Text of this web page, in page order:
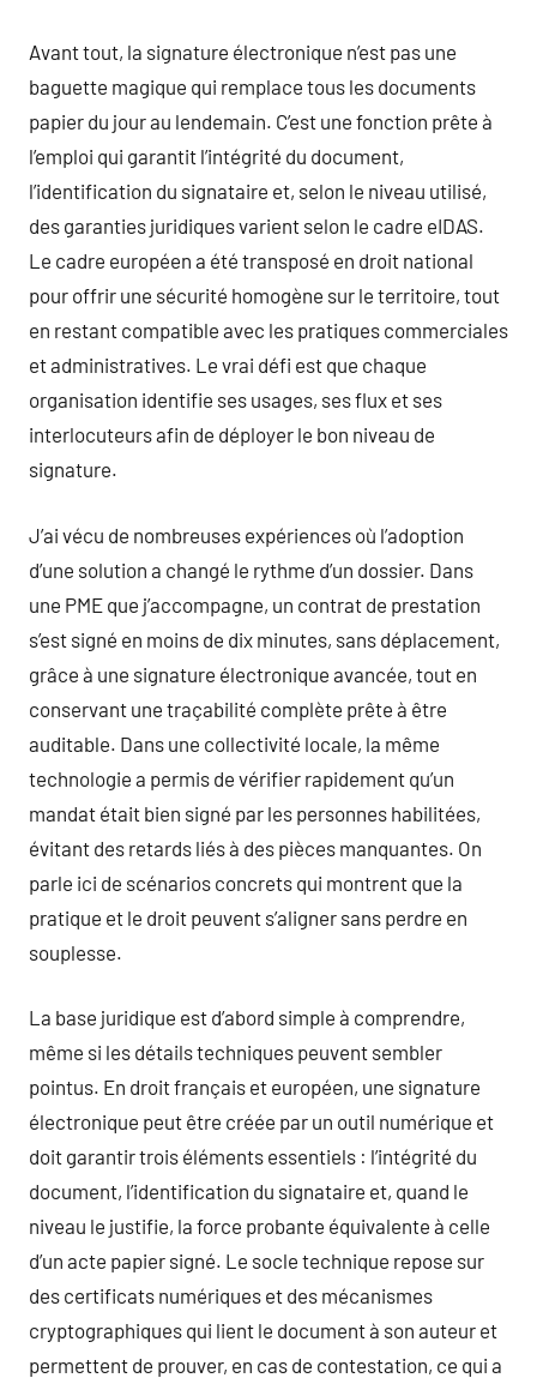
Avant tout, la signature électronique n’est pas une
baguette magique qui remplace tous les documents
papier du jour au lendemain. C’est une fonction prête à
l’emploi qui garantit l’intégrité du document,
l’identification du signataire et, selon le niveau utilisé,
des garanties juridiques varient selon le cadre eIDAS.
Le cadre européen a été transposé en droit national
pour offrir une sécurité homogène sur le territoire, tout
en restant compatible avec les pratiques commerciales
et administratives. Le vrai défi est que chaque
organisation identifie ses usages, ses flux et ses
interlocuteurs afin de déployer le bon niveau de
signature.
J’ai vécu de nombreuses expériences où l’adoption
d’une solution a changé le rythme d’un dossier. Dans
une PME que j’accompagne, un contrat de prestation
s’est signé en moins de dix minutes, sans déplacement,
grâce à une signature électronique avancée, tout en
conservant une traçabilité complète prête à être
auditable. Dans une collectivité locale, la même
technologie a permis de vérifier rapidement qu’un
mandat était bien signé par les personnes habilitées,
évitant des retards liés à des pièces manquantes. On
parle ici de scénarios concrets qui montrent que la
pratique et le droit peuvent s’aligner sans perdre en
souplesse.
La base juridique est d’abord simple à comprendre,
même si les détails techniques peuvent sembler
pointus. En droit français et européen, une signature
électronique peut être créée par un outil numérique et
doit garantir trois éléments essentiels : l’intégrité du
document, l’identification du signataire et, quand le
niveau le justifie, la force probante équivalente à celle
d’un acte papier signé. Le socle technique repose sur
des certificats numériques et des mécanismes
cryptographiques qui lient le document à son auteur et
permettent de prouver, en cas de contestation, ce qui a